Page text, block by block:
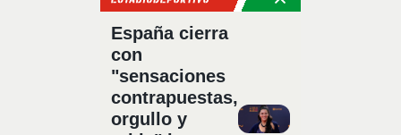
Configuración de privacidad
Sobre nosotros
Código Ético
España cierra
con
"sensaciones
contrapuestas,
orgullo y